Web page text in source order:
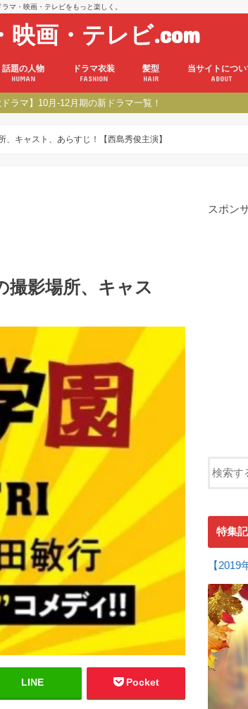
ラマ・映画・テレビをもっと楽しく。
映画・テレビ.com
話題の人物
HUMAN
ドラマ衣装
FASHION
髪型
HAIR
当サイトについ
ABOUT
ドラマ】10月-12月期の新ドラマ一覧！
キャスト、あらすじ！【西島秀俊主演】
撮影場所、キャス
LINE Pocket
スポン
特集
【